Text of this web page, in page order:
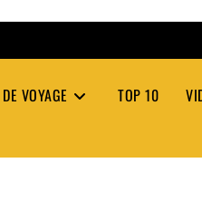
VOYAGE TOP 10